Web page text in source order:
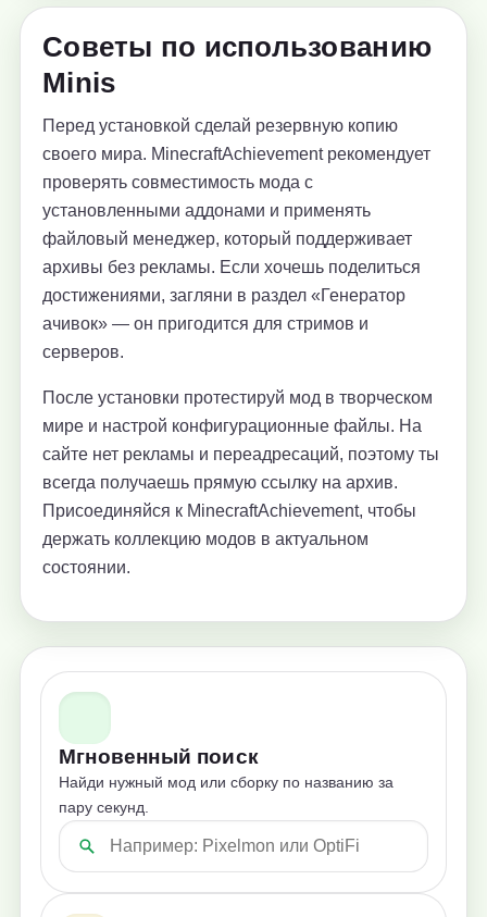
Советы по использованию
Minis
Перед установкой сделай резервную копию
своего мира. MinecraftAchievement рекомендует
проверять совместимость мода с
установленными аддонами и применять
файловый менеджер, который поддерживает
архивы без рекламы. Если хочешь поделиться
достижениями, загляни в раздел «Генератор
ачивок» — он пригодится для стримов и
серверов.
После установки протестируй мод в творческом
мире и настрой конфигурационные файлы. На
сайте нет рекламы и переадресаций, поэтому ты
всегда получаешь прямую ссылку на архив.
Присоединяйся к MinecraftAchievement, чтобы
держать коллекцию модов в актуальном
состоянии.
Мгновенный поиск
Найди нужный мод или сборку по названию за
пару секунд.